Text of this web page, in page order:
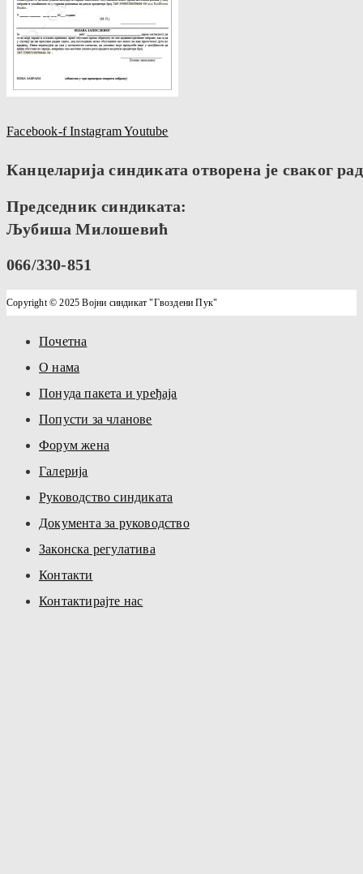
Facebook-f InstagramYoutube
Канцеларија синдиката отворена је сваког
Председник синдиката:
Љубиша Милошевић
066/330-851
Copyright © 2025 Војни синдикат "Гвоздени Пук"
Почетна
О нама
Понуда пакета и уређаја
Попусти за чланове
Форум жена
Галерија
Руководство синдиката
Документа за руководство
Законска регулатива
Контакти
Контактирајте нас